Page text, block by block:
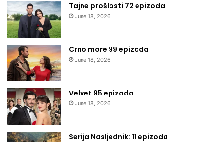
Tajne prošlosti 72 epizoda
June 18, 2026
Crno more 99 epizoda
June 18, 2026
Velvet 95 epizoda
June 18, 2026
Serija Nasljednik: 11 epizoda